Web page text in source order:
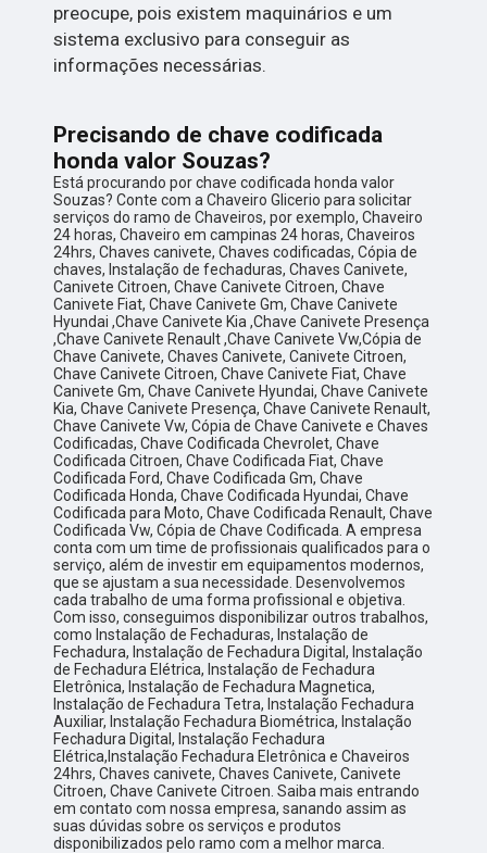
preocupe, pois existem maquinários e um
sistema exclusivo para conseguir as
informações necessárias.
Precisando de chave codificada
honda valor Souzas?
Está procurando por chave codificada honda valor
Souzas? Conte com a Chaveiro Glicerio para solicitar
serviços do ramo de Chaveiros, por exemplo, Chaveiro
24 horas, Chaveiro em campinas 24 horas, Chaveiros
24hrs, Chaves canivete, Chaves codificadas, Cópia de
chaves, Instalação de fechaduras, Chaves Canivete,
Canivete Citroen, Chave Canivete Citroen, Chave
Canivete Fiat, Chave Canivete Gm, Chave Canivete
Hyundai ,Chave Canivete Kia ,Chave Canivete Presença
,Chave Canivete Renault ,Chave Canivete Vw,Cópia de
Chave Canivete, Chaves Canivete, Canivete Citroen,
Chave Canivete Citroen, Chave Canivete Fiat, Chave
Canivete Gm, Chave Canivete Hyundai, Chave Canivete
Kia, Chave Canivete Presença, Chave Canivete Renault,
Chave Canivete Vw, Cópia de Chave Canivete e Chaves
Codificadas, Chave Codificada Chevrolet, Chave
Codificada Citroen, Chave Codificada Fiat, Chave
Codificada Ford, Chave Codificada Gm, Chave
Codificada Honda, Chave Codificada Hyundai, Chave
Codificada para Moto, Chave Codificada Renault, Chave
Codificada Vw, Cópia de Chave Codificada. A empresa
conta com um time de profissionais qualificados para o
serviço, além de investir em equipamentos modernos,
que se ajustam a sua necessidade. Desenvolvemos
cada trabalho de uma forma profissional e objetiva.
Com isso, conseguimos disponibilizar outros trabalhos,
como Instalação de Fechaduras, Instalação de
Fechadura, Instalação de Fechadura Digital, Instalação
de Fechadura Elétrica, Instalação de Fechadura
Eletrônica, Instalação de Fechadura Magnetica,
Instalação de Fechadura Tetra, Instalação Fechadura
Auxiliar, Instalação Fechadura Biométrica, Instalação
Fechadura Digital, Instalação Fechadura
Elétrica,Instalação Fechadura Eletrônica e Chaveiros
24hrs, Chaves canivete, Chaves Canivete, Canivete
Citroen, Chave Canivete Citroen. Saiba mais entrando
em contato com nossa empresa, sanando assim as
suas dúvidas sobre os serviços e produtos
disponibilizados pelo ramo com a melhor marca.